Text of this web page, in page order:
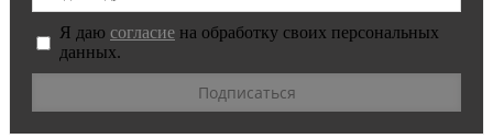
Я даю согласие на обработку своих персональных
данных.